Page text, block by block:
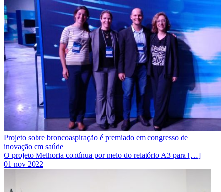
Projeto sobre broncoaspiração é premiado em congresso de
inovação em saúde
O projeto Melhoria contínua por meio do relatório A3 para […]
01 nov 2022